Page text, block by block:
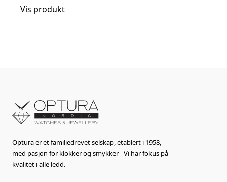
Vis produkt
Optura er et familiedrevet selskap, etablert i 1958,
med pasjon for klokker og smykker - Vi har fokus på
kvalitet i alle ledd.